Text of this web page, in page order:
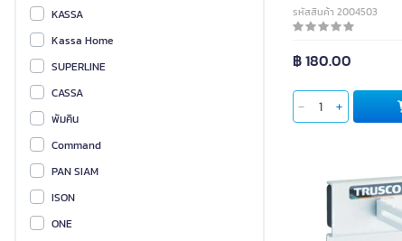
KASSA
Kassa Home
SUPERLINE
CASSA
พัมคิน
Command
PAN SIAM
ISON
ONE
รหัสสินค้า 2004503
฿ 180.00